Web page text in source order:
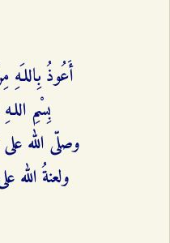
أَعُوذُ بِاللـَهِ
بِسْمِ
وصلّى الله
ولعنةُ الله